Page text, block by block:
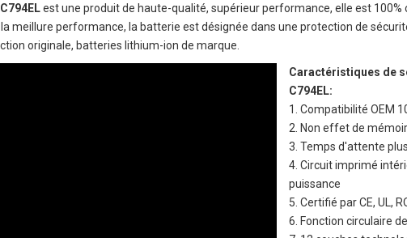
est une produit de haute-qualité, supérieur performance, elle est
meillure performance, la batterie est désignée dans une protection de
originale, batteries lithium-ion de marque.
Caractéristiques de
C794EL:
1. Compatibilité OEM
2. Non effet de
3. Temps d'attente
4. Circuit imprimé
puissance
5. Certifié par CE, UL,
6. Fonction circulaire